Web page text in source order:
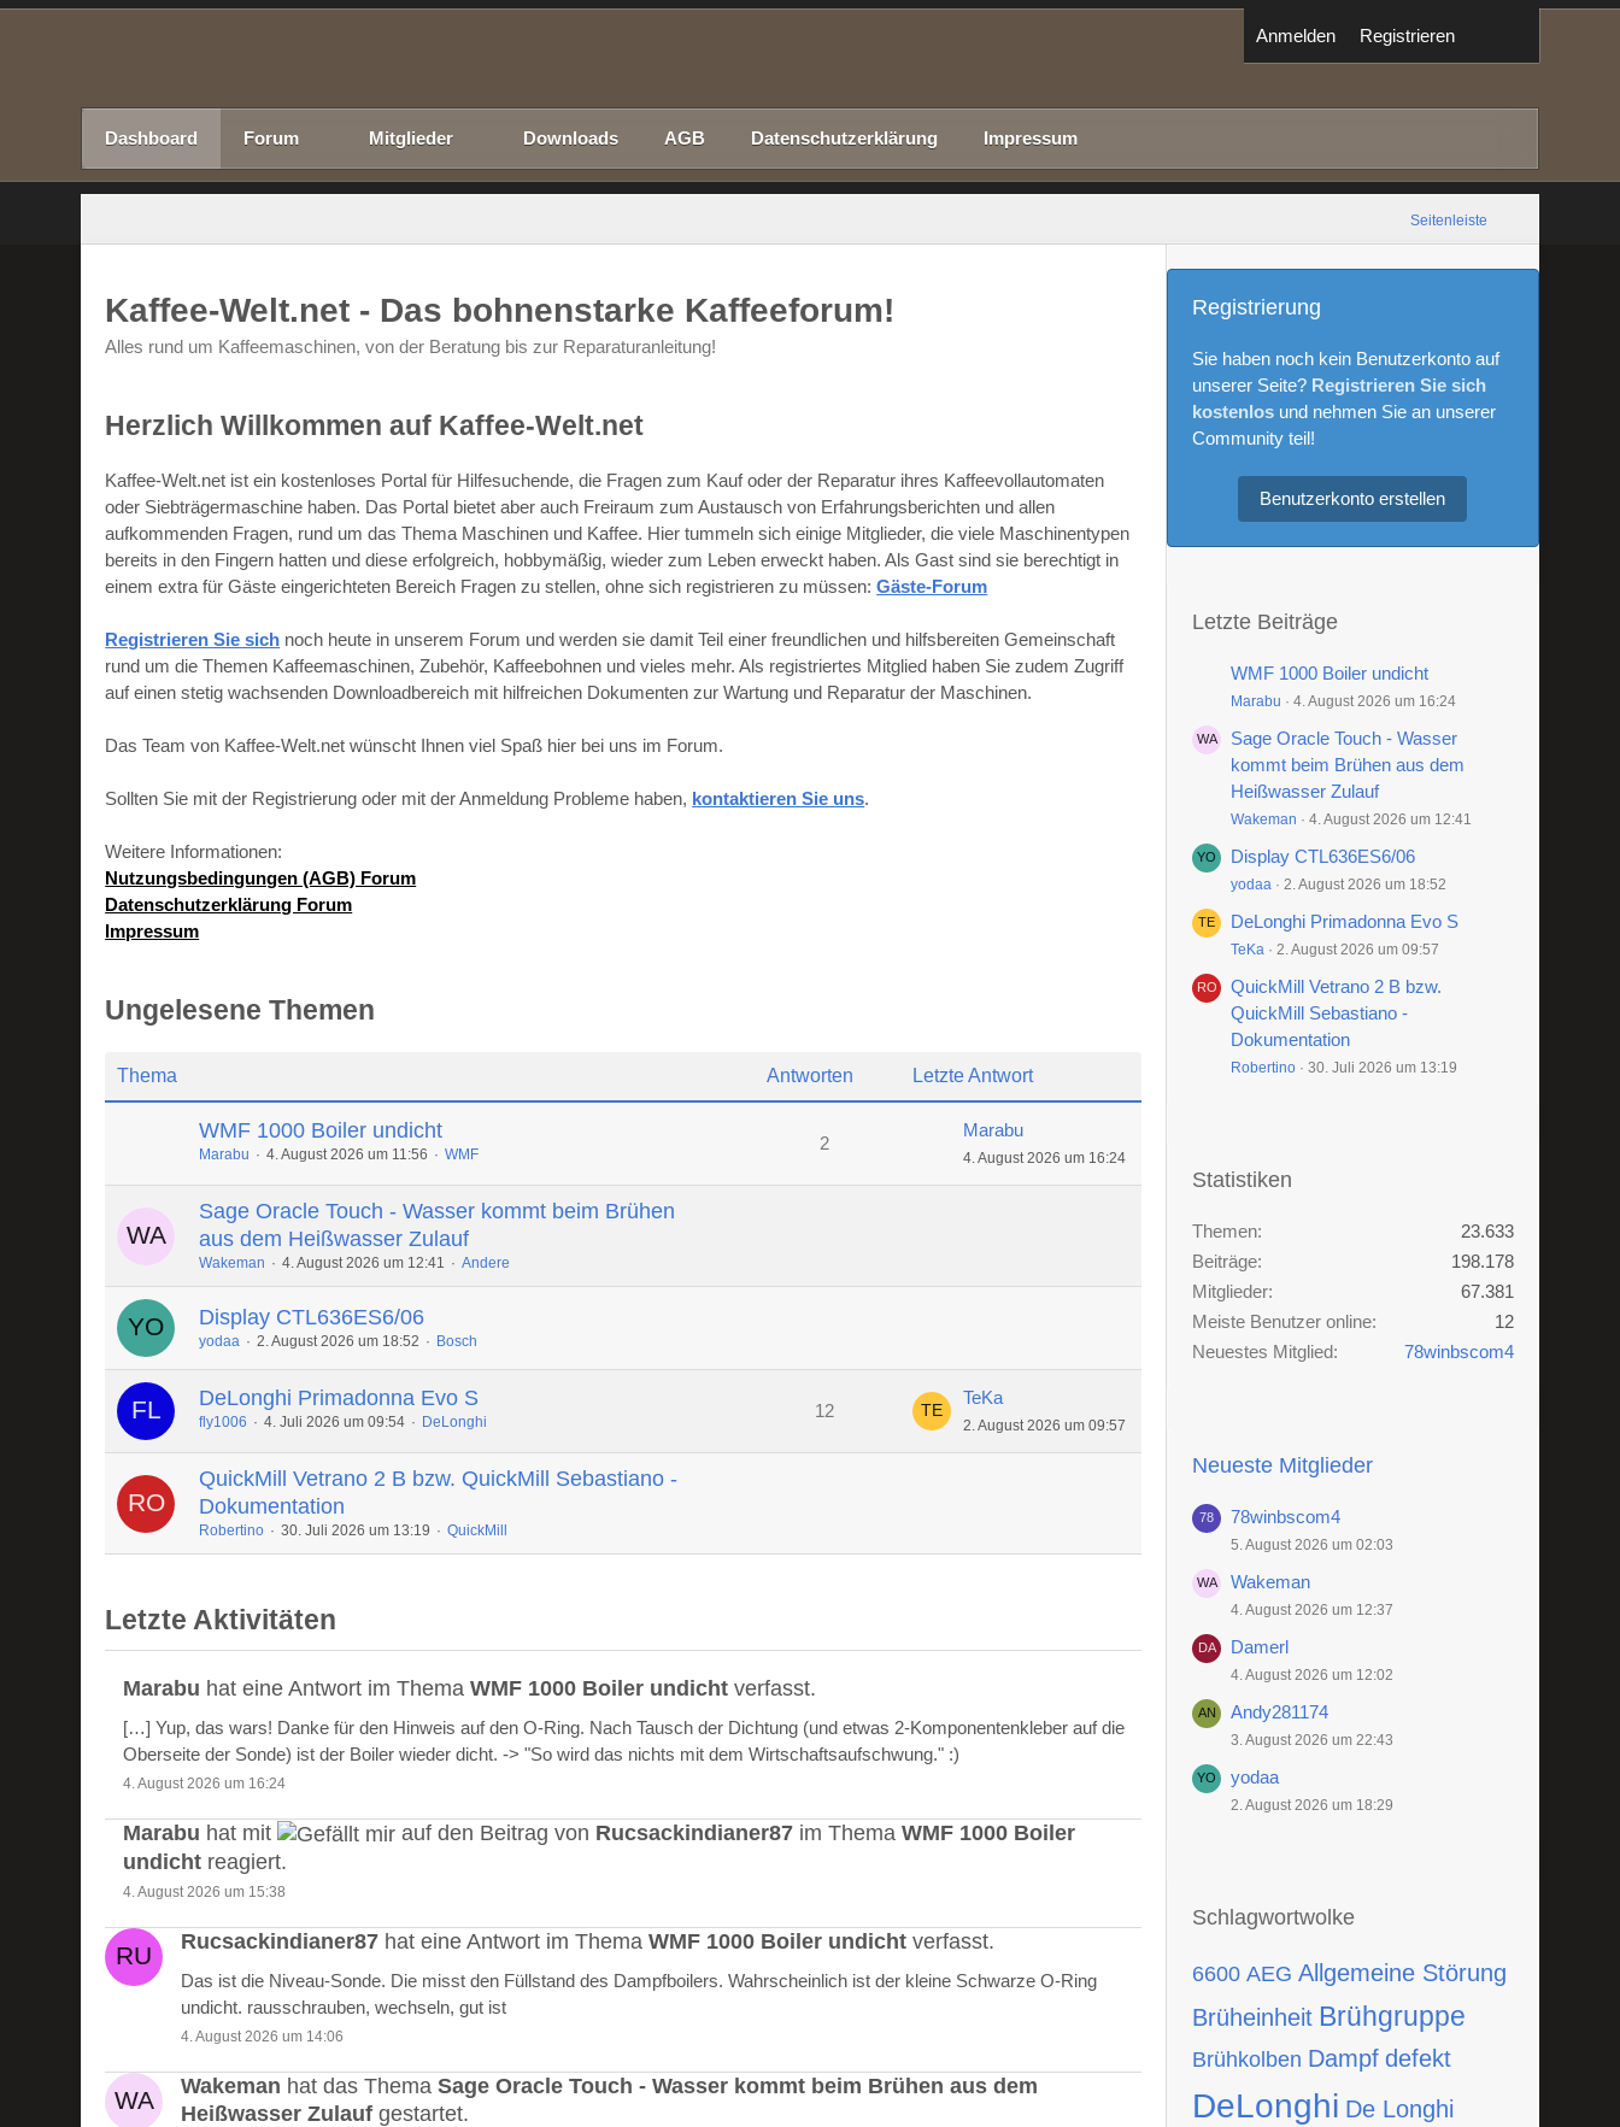
Anmelden Registrieren
Dashboard Forum Mitglieder Downloads AGB Datenschutzerklärung Impressum
Seitenleiste
Kaffee-Welt.net - Das bohnenstarke Kaffeeforum!
Alles rund um Kaffeemaschinen, von der Beratung bis zur Reparaturanleitung!
Herzlich Willkommen auf Kaffee-Welt.net
Kaffee-Welt.net ist ein kostenloses Portal für Hilfesuchende, die Fragen zum Kauf oder der Reparatur ihres Kaffeevollautomaten
oder Siebträgermaschine haben. Das Portal bietet aber auch Freiraum zum Austausch von Erfahrungsberichten und allen
aufkommenden Fragen, rund um das Thema Maschinen und Kaffee. Hier tummeln sich einige Mitglieder, die viele Maschinentypen
bereits in den Fingern hatten und diese erfolgreich, hobbymäßig, wieder zum Leben erweckt haben. Als Gast sind sie berechtigt in
einem extra für Gäste eingerichteten Bereich Fragen zu stellen, ohne sich registrieren zu müssen:Gäste-Forum
Registrieren Sie sich noch heute in unserem Forum und werden sie damit Teil einer freundlichen und hilfsbereiten Gemeinschaft
rund um die Themen Kaffeemaschinen, Zubehör, Kaffeebohnen und vieles mehr. Als registriertes Mitglied haben Sie zudem Zugriff
auf einen stetig wachsenden Downloadbereich mit hilfreichen Dokumenten zur Wartung und Reparatur der Maschinen.
Das Team von Kaffee-Welt.net wünscht Ihnen viel Spaß hier bei uns im Forum.
Sollten Sie mit der Registrierung oder mit der Anmeldung Probleme haben, kontaktieren Sie uns.
Weitere Informationen:
Nutzungsbedingungen (AGB) Forum
Datenschutzerklärung Forum
Impressum
Ungelesene Themen
Thema Antworten Letzte Antwort
WMF 1000 Boiler undicht
Marabu 4. August 2026 um 11:56 WMF
2
Marabu
4. August 2026 um 16:24
Sage Oracle Touch - Wasser kommt beim Brühen
aus dem Heißwasser Zulauf
Wakeman 4. August 2026 um 12:41 Andere
Display CTL636ES6/06
yodaa 2. August 2026 um 18:52 Bosch
DeLonghi Primadonna Evo S
fly1006 4. Juli 2026 um 09:54 DeLonghi
12
TeKa
2. August 2026 um 09:57
QuickMill Vetrano 2 B bzw. QuickMill Sebastiano -
Dokumentation
Robertino 30. Juli 2026 um 13:19 QuickMill
Letzte Aktivitäten
Marabu hat eine Antwort im ThemaWMF 1000 Boiler undicht verfasst.
[…] Yup, das wars! Danke für den Hinweis auf den O-Ring. Nach Tausch der Dichtung (und etwas 2-Komponentenkleber auf die
Oberseite der Sonde) ist der Boiler wieder dicht. -> "So wird das nichts mit dem Wirtschaftsaufschwung." :)
4. August 2026 um 16:24
Marabu hat mit auf den Beitrag von Rucsackindianer87 im ThemaWMF 1000 Boiler
undicht reagiert.
4. August 2026 um 15:38
Rucsackindianer87 hat eine Antwort im ThemaWMF 1000 Boiler undicht verfasst.
Das ist die Niveau-Sonde. Die misst den Füllstand des Dampfboilers. Wahrscheinlich ist der kleine Schwarze O-Ring
undicht. rausschrauben, wechseln, gut ist
4. August 2026 um 14:06
Wakeman hat das ThemaSage Oracle Touch - Wasser kommt beim Brühen aus dem
Heißwasser Zulauf gestartet.
Registrierung
Sie haben noch kein Benutzerkonto auf
unserer Seite? Registrieren Sie sich
kostenlosund nehmen Sie an unserer
Community teil!
Benutzerkonto erstellen
Letzte Beiträge
WMF 1000 Boiler undicht
Marabu 4. August 2026 um 16:24
Sage Oracle Touch - Wasser
kommt beim Brühen aus dem
Heißwasser Zulauf
Wakeman 4. August 2026 um 12:41
Display CTL636ES6/06
yodaa 2. August 2026 um 18:52
DeLonghi Primadonna Evo S
TeKa 2. August 2026 um 09:57
QuickMill Vetrano 2 B bzw.
QuickMill Sebastiano -
Dokumentation
Robertino 30. Juli 2026 um 13:19
Statistiken
Themen
23.633
Beiträge
198.178
Mitglieder
67.381
Meiste Benutzer online
12
Neuestes Mitglied
78winbscom4
Neueste Mitglieder
78winbscom4
5. August 2026 um 02:03
Wakeman
4. August 2026 um 12:37
Damerl
4. August 2026 um 12:02
Andy281174
3. August 2026 um 22:43
yodaa
2. August 2026 um 18:29
Schlagwortwolke
6600 AEG Allgemeine Störung
Brüheinheit Brühgruppe
Brühkolben Dampf defekt
DeLonghi De Longhi